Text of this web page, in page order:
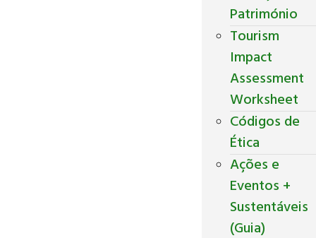
Património
Tourism
Impact
Assessment
Worksheet
Códigos de
Ética
Ações e
Eventos +
Sustentáveis
(Guia)